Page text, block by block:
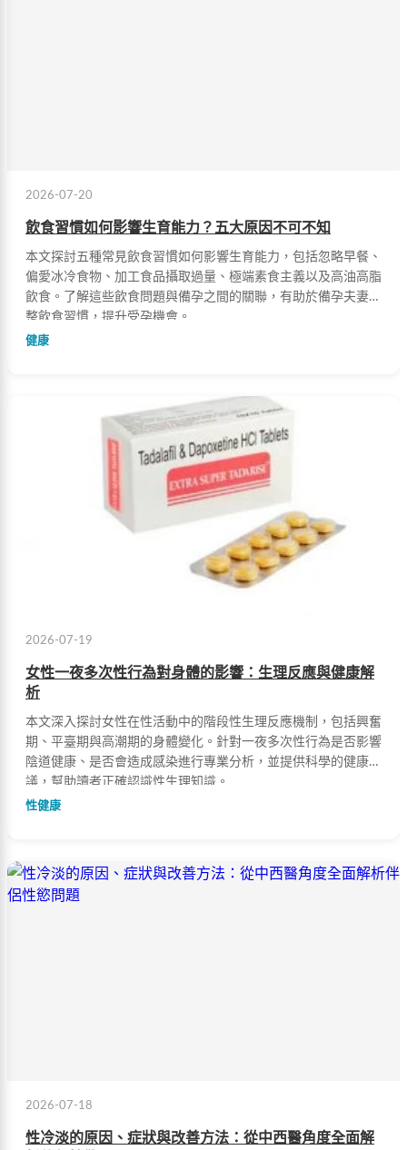
2026-07-20
飲食習慣如何影響生育能力？五大原因不可不知
本文探討五種常見飲食習慣如何影響生育能力，包括忽略早餐、
偏愛冰冷食物、加工食品攝取過量、極端素食主義以及高油高脂
飲食。了解這些飲食問題與備孕之間的關聯，有助於備孕夫妻調
整飲食習慣，提升受孕機會。
健康
2026-07-19
女性一夜多次性行為對身體的影響：生理反應與健康解
析
本文深入探討女性在性活動中的階段性生理反應機制，包括興奮
期、平臺期與高潮期的身體變化。針對一夜多次性行為是否影響
陰道健康、是否會造成感染進行專業分析，並提供科學的健康建
議，幫助讀者正確認識性生理知識。
性健康
2026-07-18
性冷淡的原因、症狀與改善方法：從中西醫角度全面解